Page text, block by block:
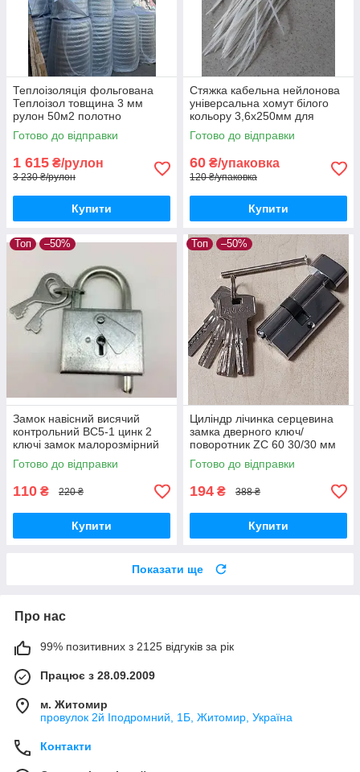
Теплоізоляція фольгована
Теплоізол товщина 3 мм
рулон 50м2 полотно
спінений ППЕ з ламінованим
одностороннім покриттям
Готово до відправки
1 615 ₴/рулон
3 230 ₴/рулон
Купити
Стяжка кабельна нейлонова
універсальна хомут білого
кольору 3,6х250мм для
фіксації кабелів кріплення до
несучих поверхонь уп100шт
Готово до відправки
60 ₴/упаковка
120 ₴/упаковка
Купити
Топ –50%
Замок навісний висячий
контрольний ВС5-1 цинк 2
ключі замок малорозмірний
Готово до відправки
110 ₴ 220 ₴
Купити
Топ –50%
Циліндр лічинка серцевина
замка дверного ключ/
поворотник ZC 60 30/30 мм
симетричний циліндровий
механізм односторонній
Готово до відправки
194 ₴ 388 ₴
Купити
Показати ще
Про нас
99% позитивних з 2125 відгуків за рік
Працює з 28.09.2009
м. Житомир
провулок 2й Іподромний, 1Б, Житомир, Україна
Контакти